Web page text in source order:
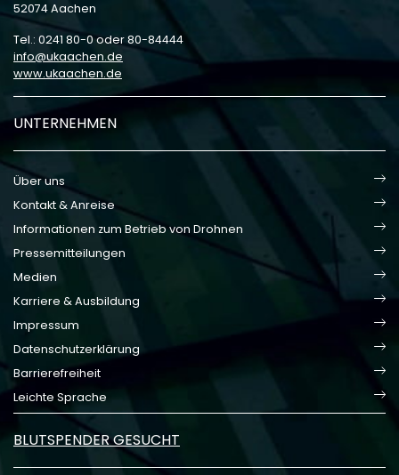
52074 Aachen
Tel.: 0241 80-0 oder 80-84444
info
ukaachen de
www.ukaachen.de
UNTERNEHMEN
Über uns
Kontakt & Anreise
Informationen zum Betrieb von Drohnen
Pressemitteilungen
Medien
Karriere & Ausbildung
Impressum
Datenschutzerklärung
Barrierefreiheit
Leichte Sprache
BLUTSPENDER GESUCHT